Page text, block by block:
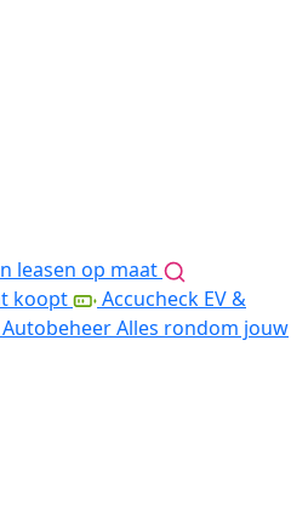
leasen op maat
koopt
Accucheck EV &
AutobeheerAlles rondom jouw